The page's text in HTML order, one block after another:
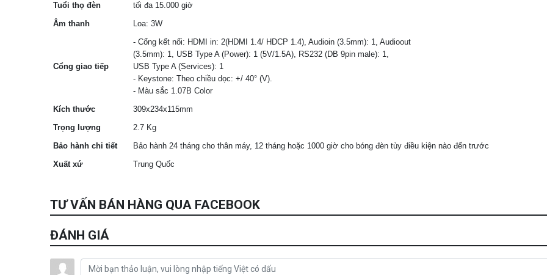
Tuổi thọ đèn
tối đa 15.000 giờ
Âm thanh
Loa: 3W
Cổng giao tiếp
- Cổng kết nối: HDMI in: 2(HDMI 1.4/ HDCP 1.4), Audio­in (3.5mm): 1, Audio­out
(3.5mm): 1, USB Type A (Power): 1 (5V/1.5A), RS232 (DB 9­pin male): 1,
USB Type A (Services): 1
- Keystone: Theo chiều dọc: +/­ 40° (V).
- Màu sắc 1.07B Color
Kích thước
309x234x115mm
Trọng lượng
2.7 Kg
Bảo hành chi tiết
Bảo hành 24 tháng cho thân máy, 12 tháng hoặc 1000 giờ cho bóng đèn tùy điều kiện nào đến trước
Xuất xứ
Trung Quốc
TƯ VẤN BÁN HÀNG QUA FACEBOOK
ĐÁNH GIÁ